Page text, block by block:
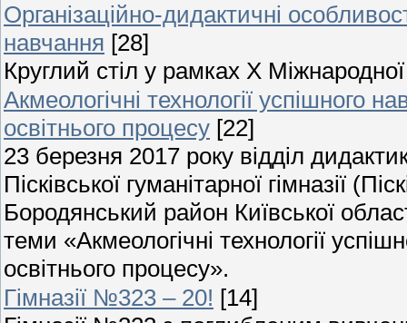
Організаційно-дидактичні
навчання [28]
Круглий стіл у рамках Х
Акмеологічні технології успішного
освітнього процесу [22]
23 березня 2017 року відділ
Пісківської гуманітарної гімназії
Бородянський район Київської
теми «Акмеологічні технології
освітнього процесу».
Гімназії №323 – 20! [14]